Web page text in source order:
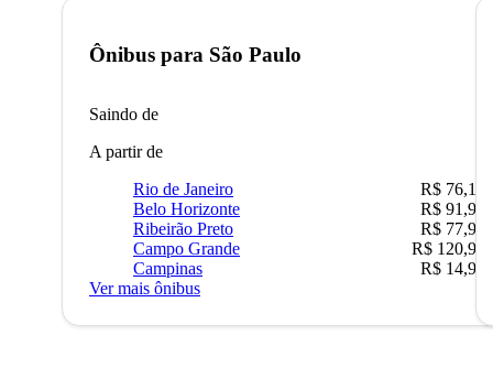
Ônibus para São Paulo
Saindo de
A partir de
Rio de Janeiro
R$ 76,10
Belo Horizonte
R$ 91,90
Ribeirão Preto
R$ 77,90
Campo Grande
R$ 120,90
Campinas
R$ 14,90
Ver mais ônibus